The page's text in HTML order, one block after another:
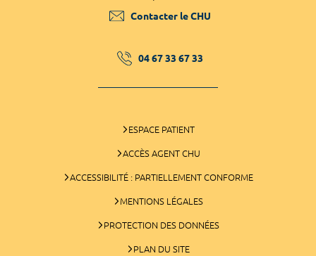
Contacter le CHU
04 67 33 67 33
ESPACE PATIENT
ACCÈS AGENT CHU
ACCESSIBILITÉ : PARTIELLEMENT CONFORME
MENTIONS LÉGALES
PROTECTION DES DONNÉES
PLAN DU SITE